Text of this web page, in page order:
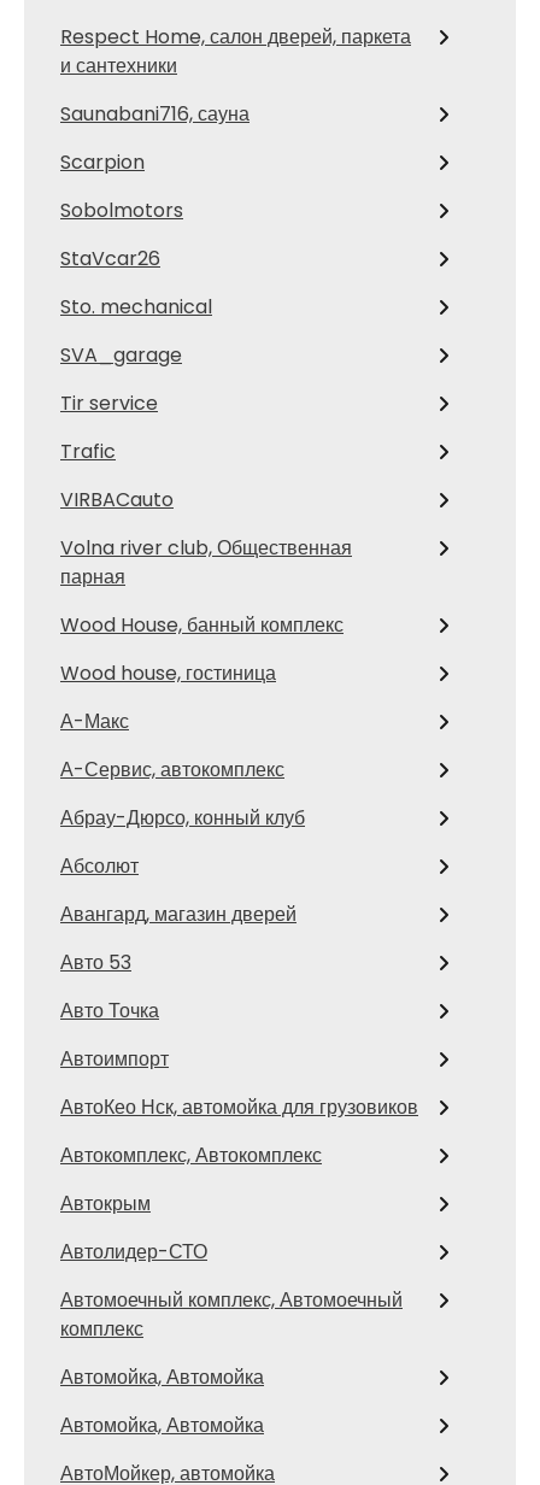
Respect Home, салон дверей, паркета
и сантехники
Saunabani716, сауна
Scarpion
Sobolmotors
StaVcar26
Sto. mechanical
SVA_garage
Tir service
Trafic
VIRBACauto
Volna river club, Общественная
парная
Wood House, банный комплекс
Wood house, гостиница
А-Макс
А-Сервис, автокомплекс
Абрау-Дюрсо, конный клуб
Абсолют
Авангард, магазин дверей
Авто 53
Авто Точка
Автоимпорт
АвтоКео Нск, автомойка для грузовиков
Автокомплекс, Автокомплекс
Автокрым
Автолидер-СТО
Автомоечный комплекс, Автомоечный
комплекс
Автомойка, Автомойка
Автомойка, Автомойка
АвтоМойкер, автомойка